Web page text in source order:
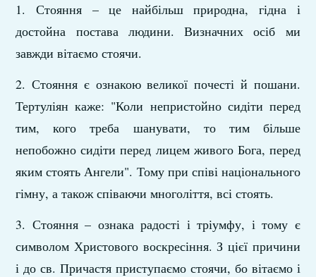
1. Стояння – це найбільш природна, гідна і
достойна постава людини. Визначних осіб ми
завжди вітаємо стоячи.
2. Стояння є ознакою великої почесті й пошани.
Тертуліян каже: "Коли непристойно сидіти перед
тим, кого треба шанувати, то тим більше
непобожно сидіти перед лицем живого Бога, перед
яким стоять Ангели". Тому при співі національного
гімну, а також співаючи многоліття, всі стоять.
3. Стояння – ознака радості і тріумфу, і тому є
символом Христового воскресіння. З цієї причини
і до св. Причастя приступаємо стоячи, бо вітаємо і